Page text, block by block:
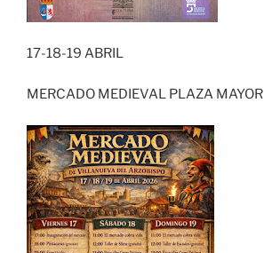
17-18-19 ABRIL
MERCADO MEDIEVAL PLAZA MAYOR